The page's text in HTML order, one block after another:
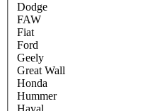
Dodge
FAW
Fiat
Ford
Geely
Great Wall
Honda
Hummer
Haval